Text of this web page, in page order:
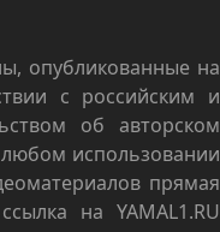
опубликованные на
с российским и
об авторском
использовании
прямая
на YAMAL1.RU